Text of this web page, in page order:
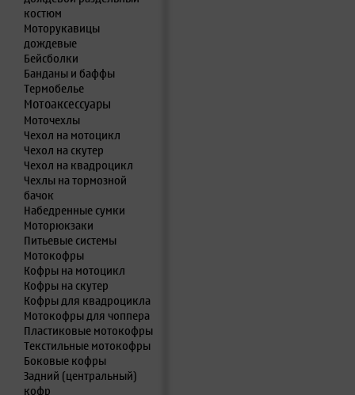
костюм
Моторукавицы
дождевые
Бейсболки
Банданы и баффы
Термобелье
Мотоаксессуары
Моточехлы
Чехол на мотоцикл
Чехол на скутер
Чехол на квадроцикл
Чехлы на тормозной
бачок
Набедренные сумки
Моторюкзаки
Питьевые системы
Мотокофры
Кофры на мотоцикл
Кофры на скутер
Кофры для квадроцикла
Мотокофры для чоппера
Пластиковые мотокофры
Текстильные мотокофры
Боковые кофры
Задний (центральный)